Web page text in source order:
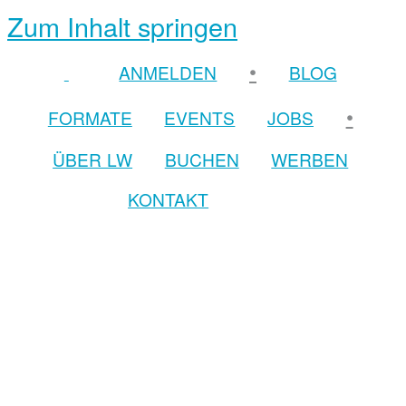
Zum Inhalt springen
ANMELDEN •
BLOG
FORMATE
EVENTS JOBS •
ÜBER LW BUCHEN
WERBEN
KONTAKT